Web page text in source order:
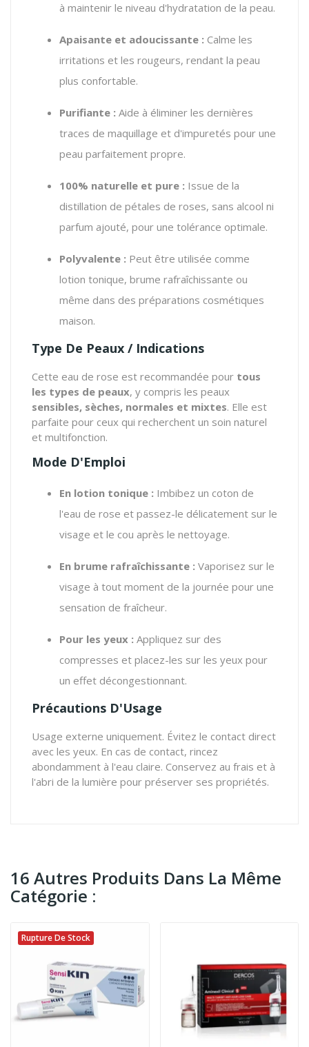
à maintenir le niveau d'hydratation de la peau.
Apaisante et adoucissante : Calme les
irritations et les rougeurs, rendant la peau
plus confortable.
Purifiante : Aide à éliminer les dernières
traces de maquillage et d'impuretés pour une
peau parfaitement propre.
100% naturelle et pure : Issue de la
distillation de pétales de roses, sans alcool ni
parfum ajouté, pour une tolérance optimale.
Polyvalente : Peut être utilisée comme
lotion tonique, brume rafraîchissante ou
même dans des préparations cosmétiques
maison.
Type De Peaux / Indications
Cette eau de rose est recommandée pour tous
les types de peaux, y compris les peaux
sensibles, sèches, normales et mixtes. Elle est
parfaite pour ceux qui recherchent un soin naturel
et multifonction.
Mode D'Emploi
En lotion tonique : Imbibez un coton de
l'eau de rose et passez-le délicatement sur le
visage et le cou après le nettoyage.
En brume rafraîchissante : Vaporisez sur le
visage à tout moment de la journée pour une
sensation de fraîcheur.
Pour les yeux : Appliquez sur des
compresses et placez-les sur les yeux pour
un effet décongestionnant.
Précautions D'Usage
Usage externe uniquement. Évitez le contact direct
avec les yeux. En cas de contact, rincez
abondamment à l'eau claire. Conservez au frais et à
l'abri de la lumière pour préserver ses propriétés.
16 Autres Produits Dans La Même
Catégorie :
Rupture De Stock